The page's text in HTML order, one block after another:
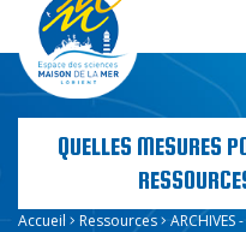
QUELLES MESURES
Accueil Ressources